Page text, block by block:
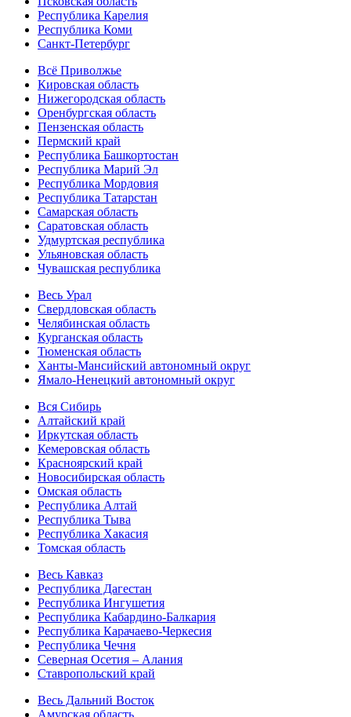
Республика Карелия
Республика Коми
Санкт-Петербург
Всё Приволжье
Кировская область
Нижегородская область
Оренбургская область
Пензенская область
Пермский край
Республика Башкортостан
Республика Марий Эл
Республика Мордовия
Республика Татарстан
Самарская область
Саратовская область
Удмуртская республика
Ульяновская область
Чувашская республика
Весь Урал
Свердловская область
Челябинская область
Курганская область
Тюменская область
Ханты-Мансийский автономный округ
Ямало-Ненецкий автономный округ
Вся Сибирь
Алтайский край
Иркутская область
Кемеровская область
Красноярский край
Новосибирская область
Омская область
Республика Алтай
Республика Тыва
Республика Хакасия
Томская область
Весь Кавказ
Республика Дагестан
Республика Ингушетия
Республика Кабардино-Балкария
Республика Карачаево-Черкесия
Республика Чечня
Северная Осетия – Алания
Ставропольский край
Весь Дальний Восток
Амурская область